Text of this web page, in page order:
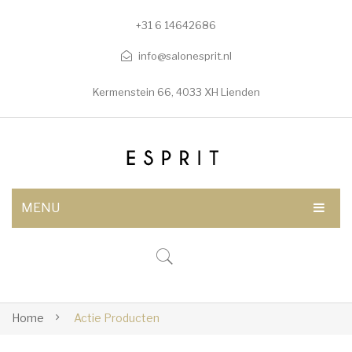
+31 6 14642686
info@salonesprit.nl
Kermenstein 66, 4033 XH Lienden
MENU
BEHANDELINGEN
Home Actie Producten